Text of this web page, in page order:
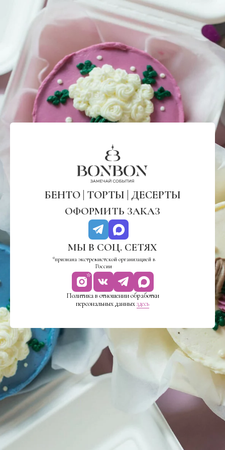
БЕНТО | ТОРТЫ | ДЕСЕРТЫ
ОФОРМИТЬ ЗАКАЗ
МЫ В СОЦ. СЕТЯХ
*признана экстремистской организацией в
России
*
Политика в отношении обработки
персональных данныхздесь